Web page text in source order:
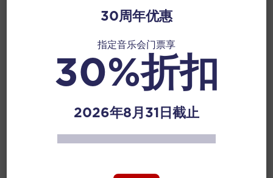
“夜深沉，独自卧，起来时，独自坐。有谁人孤凄似我，似
这等削发缘何？”《夜深沉》以昆曲《思凡》中《风吹荷叶
首句“夜深沉”三字命名。曲调结构严谨，节奏坚定有力，经
常在京剧《击鼓骂曹》及《霸王别姬》中，利用配合祢衡击
鼓和虞姬舞剑等场面。
30周年优惠
指定音乐会门票享
30%折扣
2026年8月31日截止